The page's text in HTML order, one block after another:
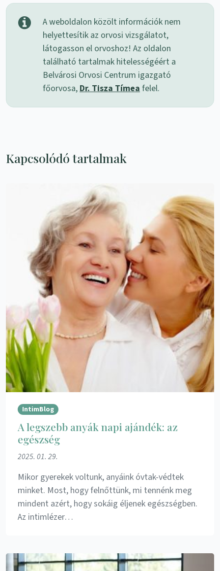
A weboldalon közölt információk nem
helyettesítik az orvosi vizsgálatot,
látogasson el orvoshoz! Az oldalon
található tartalmak hitelességéért a
Belvárosi Orvosi Centrum igazgató
főorvosa, Dr. Tisza Tímea felel.
Kapcsolódó tartalmak
IntimBlog
A legszebb anyák napi ajándék: az
egészség
2025. 01. 29.
Mikor gyerekek voltunk, anyáink óvtak-védtek
minket. Most, hogy felnőttünk, mi tennénk meg
mindent azért, hogy sokáig éljenek egészségben.
Az intimlézer…